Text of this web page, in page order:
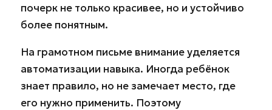
почерк не только красивее, но и устойчиво
более понятным.
На грамотном письме внимание уделяется
автоматизации навыка. Иногда ребёнок
знает правило, но не замечает место, где
его нужно применить. Поэтому